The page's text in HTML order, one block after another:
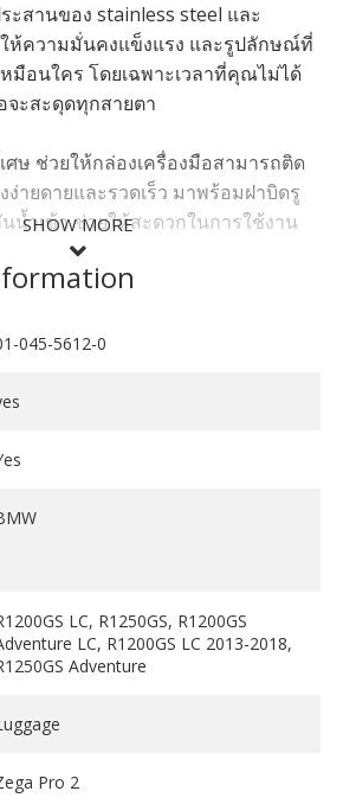
ะสานของ stainless steel และ
ห้ความมั่นคงแข็งแรง และรูปลักษณ์ที่
มือนใคร โดยเฉพาะเวลาที่คุณไม่ได้
จะสะดุดทุกสายตา
ษ ช่วยให้กล่องเครื่องมือสามารถติด
ง่ายดายและรวดเร็ว มาพร้อมฝาบิดรู
ำเข้า ช่วยให้สะดวกในการใช้งาน
Pro2 และรุ่น special systems
นแข็งแรง
ซม.
โคลนหลังออก สำหรับงานใช้งานแบบ
ชคอัพ Touratech รุ่นที่มี external
SHOW MORE
SHOW LESS
045-5612-0
LC, R1250GS, R1200GS
LC, R1200GS LC 2013-2018,
Adventure
Pro 2